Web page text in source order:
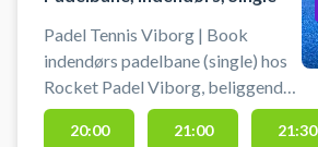
Padel Tennis Viborg | Book
indendørs padelbane (single) hos
Rocket Padel Viborg, beliggende
på Fabrikvej 16A, Viborg. Book
en padelbane og spil padel tennis i
20:00 21:00 21:30